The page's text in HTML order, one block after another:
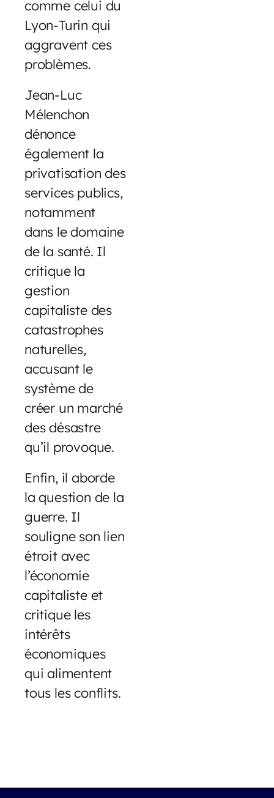
comme celui du
Lyon-Turin qui
aggravent ces
problèmes.
Jean-Luc
Mélenchon
dénonce
également la
privatisation des
services publics,
notamment
dans le domaine
de la santé. Il
critique la
gestion
capitaliste des
catastrophes
naturelles,
accusant le
système de
créer un marché
des désastre
qu’il provoque.
Enfin, il aborde
la question de la
guerre. Il
souligne son lien
étroit avec
l’économie
capitaliste et
critique les
intérêts
économiques
qui alimentent
tous les conflits.